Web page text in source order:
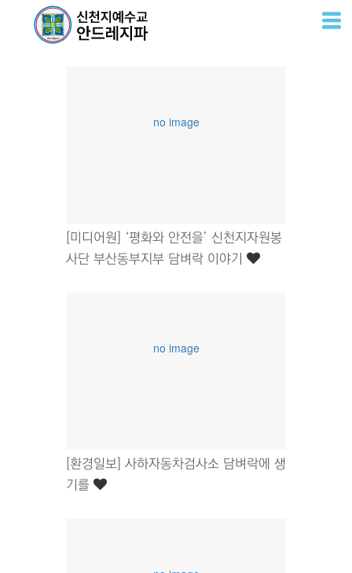
진실 소통 홍보
no image
[미디어원] ‘평화와 안전을’ 신천지자원봉
사단 부산동부지부 담벼락 이야기
no image
[환경일보] 사하자동차검사소 담벼락에 생
기를